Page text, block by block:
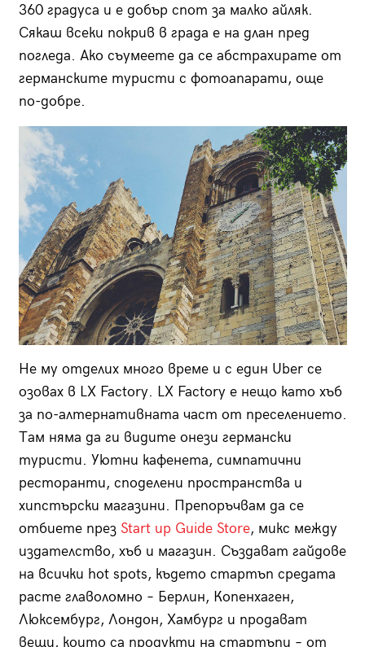
360 градуса и е добър спот за малко айляк.
Сякаш всеки покрив в града е на длан пред
погледа. Ако съумеете да се абстрахирате от
германските туристи с фотоапарати, още
по-добре.
Не му отделих много време и с един Uber се
озовах в LX Factory. LX Factory е нещо като хъб
за по-алтернативната част от преселението.
Там няма да ги видите онези германски
туристи. Уютни кафенета, симпатични
ресторанти, споделени пространства и
хипстърски магазини. Препоръчвам да се
отбиете през Start up Guide Store, микс между
издателство, хъб и магазин. Създават гайдове
на всички hot spots, където стартъп средата
расте главоломно – Берлин, Копенхаген,
Люксембург, Лондон, Хамбург и продават
вещи, които са продукти на стартъпи – от